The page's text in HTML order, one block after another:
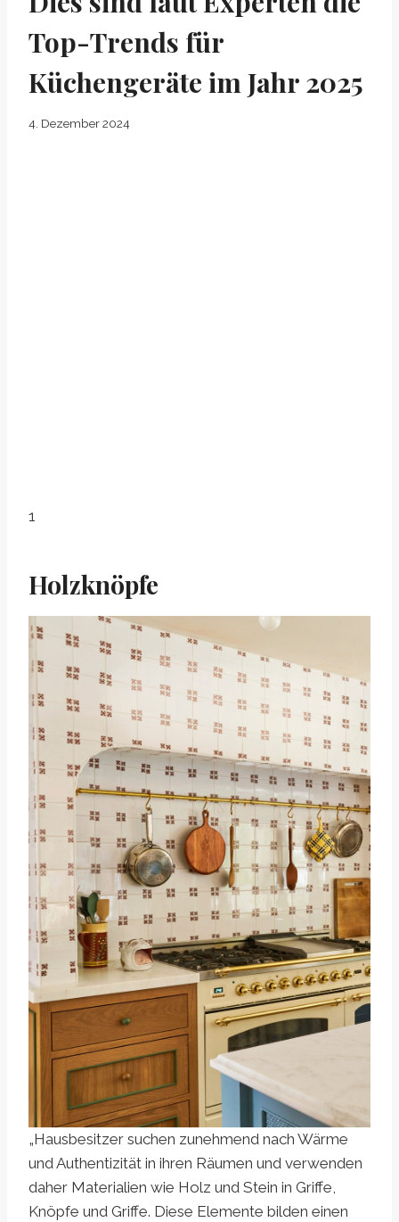
Top-Trends für
Küchengeräte im Jahr 2025
4. Dezember 2024
1
Holzknöpfe
„Hausbesitzer suchen zunehmend nach Wärme
und Authentizität in ihren Räumen und verwenden
daher Materialien wie Holz und Stein in Griffe,
Knöpfe und Griffe. Diese Elemente bilden einen